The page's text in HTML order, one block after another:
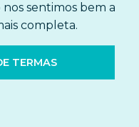
sentimos bem a
completa.
TERMAS